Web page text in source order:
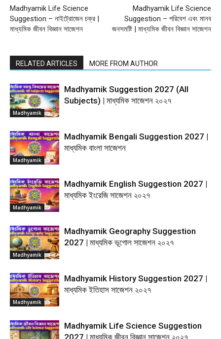
Madhyamik Life Science
Suggestion – নাইট্রোজেন চক্র |
মাধ্যমিক জীবন বিজ্ঞান সাজেশন
Madhyamik Life Science
Suggestion – পরিবেশ এবং মানব
জনসমষ্টি | মাধ্যমিক জীবন বিজ্ঞান সাজেশন
RELATED ARTICLES MORE FROM AUTHOR
Madhyamik
Madhyamik Suggestion 2027 (All
Subjects) | মাধ্যমিক সাজেশন ২০২৭
Madhyamik
Madhyamik Bengali Suggestion 2027 |
মাধ্যমিক বাংলা সাজেশন
Madhyamik
Madhyamik English Suggestion 2027 |
মাধ্যমিক ইংরেজি সাজেশন ২০২৭
Madhyamik
Madhyamik Geography Suggestion
2027 | মাধ্যমিক ভূগোল সাজেশন ২০২৭
Madhyamik
Madhyamik History Suggestion 2027 |
মাধ্যমিক ইতিহাস সাজেশন ২০২৭
Madhyamik Life Science Suggestion
2027 | মাধ্যমিক জীবন বিজ্ঞান সাজেশন ২০২৭